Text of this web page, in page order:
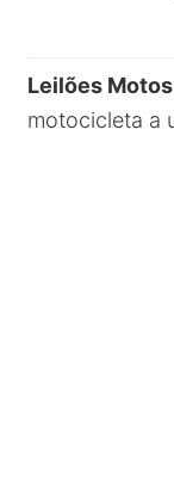
Leilões Motos
motocicleta a